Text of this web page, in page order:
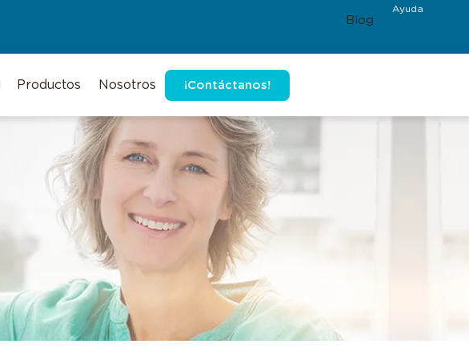
Blog
Ayuda
Productos Nosotros ¡Contáctanos!